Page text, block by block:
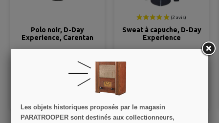
Sweat à capuche, D-Day
Experience
VOIR LE DÉTAIL
AJOUTER AU PANIER
Casquette "D-
Experience" - Stoy
16,00 €
Les objets historiques proposés par le magasin
PARATROOPER sont destinés aux collectionneurs,